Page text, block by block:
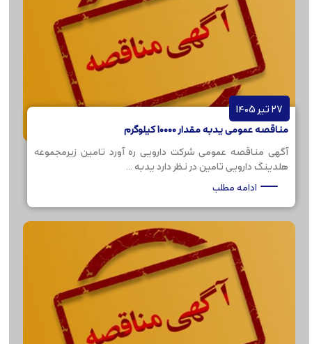
27 تیر 1405
مناقصه عمومی یدبه مقدار 10000 کیلوگرم
آگهی مناقصه عمومی شرکت دارویی ره آورد تامین زیرمجموعه
هلدینگ دارویی تامین در نظر دارد یدبه ...
ادامه مطلب